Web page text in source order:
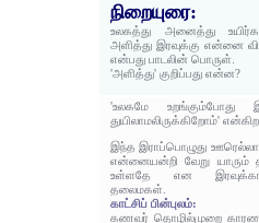
நிறையுரை:
உலகத்து அனைத்து
அளித்து இரவுக்கு என்னை
என்பது பாடலின் பொருள்.
'அளித்து' குறிப்பது என்ன?
'உலகமே உறங்கும்போது
துயிலாமலிருக்கிறோம்'
இந்த இராப்பொழுது ஊரெல்லாம்
என்னையன்றி வேறு யாரும்
உள்ளதே என இரவுக்காக
தலைமகள்.
காட்சிப் பின்புலம்:
கணவர் தொழில்முறை